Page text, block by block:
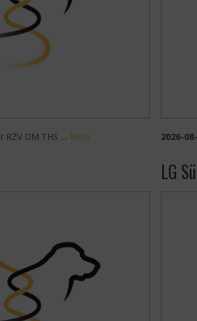
RZV DM THS … Mehr 2026-
LG